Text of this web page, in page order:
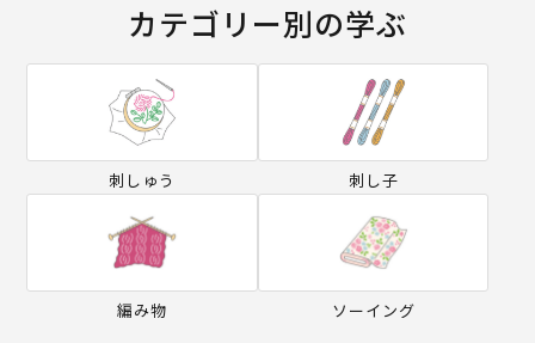
カテゴリー別の学ぶ
刺しゅう 刺し子
編み物 ソーイング